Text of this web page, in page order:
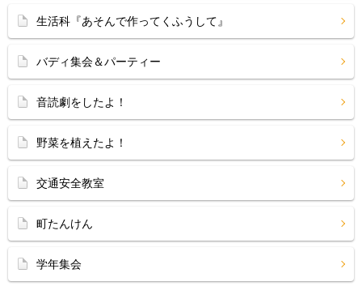
生活科『あそんで作ってくふうして』
バディ集会＆パーティー
音読劇をしたよ！
野菜を植えたよ！
交通安全教室
町たんけん
学年集会